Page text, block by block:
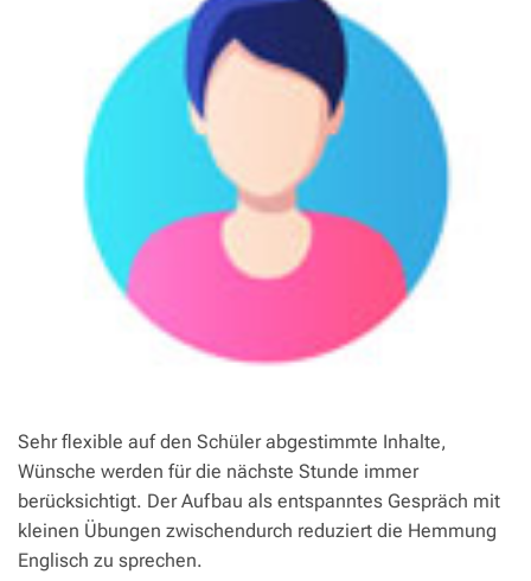
Sehr flexible auf den Schüler abgestimmte Inhalte,
Wünsche werden für die nächste Stunde immer
berücksichtigt. Der Aufbau als entspanntes Gespräch mit
kleinen Übungen zwischendurch reduziert die Hemmung
Englisch zu sprechen.